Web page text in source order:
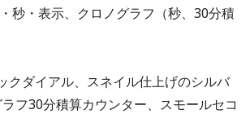
秒・表示、クロノグラフ（秒、30分積
クダイアル、スネイル仕上げのシルバ
フ30分積算カウンター、スモールセコ